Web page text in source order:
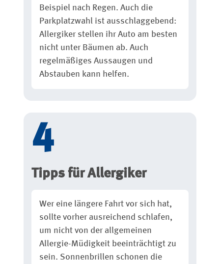
Beispiel nach Regen. Auch die
Parkplatzwahl ist ausschlaggebend:
Allergiker stellen ihr Auto am besten
nicht unter Bäumen ab. Auch
regelmäßiges Aussaugen und
Abstauben kann helfen.
Tipps für Allergiker
Wer eine längere Fahrt vor sich hat,
sollte vorher ausreichend schlafen,
um nicht von der allgemeinen
Allergie-Müdigkeit beeinträchtigt zu
sein. Sonnenbrillen schonen die